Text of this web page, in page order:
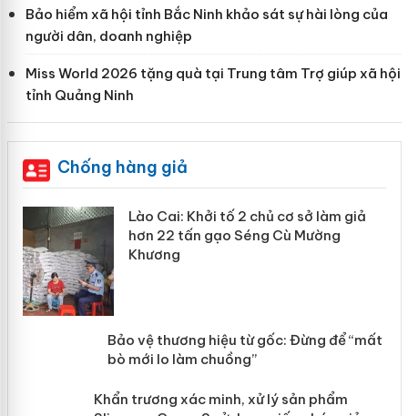
Bảo hiểm xã hội tỉnh Bắc Ninh khảo sát sự hài lòng của
người dân, doanh nghiệp
Miss World 2026 tặng quà tại Trung tâm Trợ giúp xã hội
tỉnh Quảng Ninh
Chống hàng giả
Lào Cai: Khởi tố 2 chủ cơ sở làm giả
hơn 22 tấn gạo Séng Cù Mường
Khương
Bảo vệ thương hiệu từ gốc: Đừng để
“mất bò mới lo làm chuồng”